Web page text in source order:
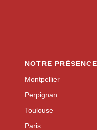
NOTRE PRÉSENCE
Montpellier
Perpignan
Toulouse
Paris